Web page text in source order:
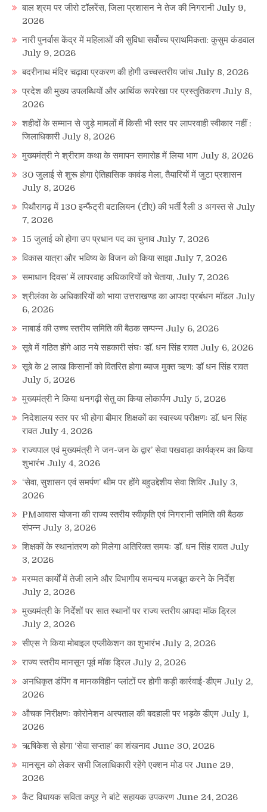
बाल श्रम पर जीरो टॉलरेंस, जिला प्रशासन ने तेज की निगरानी July 9,
2026
नारी पुनर्वास केंद्र में महिलाओं की सुविधा सर्वोच्च प्राथमिकता: कुसुम कंडवाल
July 9, 2026
बदरीनाथ मंदिर चढ़ावा प्रकरण की होगी उच्चस्तरीय जांच July 8, 2026
प्रदेश की मुख्य उपलब्धियों और आर्थिक रूपरेखा पर प्रस्तुतिकरण July 8,
2026
शहीदों के सम्मान से जुड़े मामलों में किसी भी स्तर पर लापरवाही स्वीकार नहीं :
जिलाधिकारी July 8, 2026
मुख्यमंत्री ने श्रीराम कथा के समापन समारोह में लिया भाग July 8, 2026
30 जुलाई से शुरू होगा ऐतिहासिक कावंड मेला, तैयारियों में जुटा प्रशासन
July 8, 2026
पिथौरागढ़ में 130 इन्फैंट्री बटालियन (टीए) की भर्ती रैली 3 अगस्त से July
7, 2026
15 जुलाई को होगा उप प्रधान पद का चुनाव July 7, 2026
विकास यात्रा और भविष्य के विजन को किया साझा July 7, 2026
समाधान दिवस’ में लापरवाह अधिकारियों को चेताया, July 7, 2026
श्रीलंका के अधिकारियों को भाया उत्तराखण्ड का आपदा प्रबंधन माॅडल July
6, 2026
नाबार्ड की उच्च स्तरीय समिति की बैठक सम्पन्न July 6, 2026
सूबे में गठित होंगे आठ नये सहकारी संघः डाॅ. धन सिंह रावत July 6, 2026
सूबे के 2 लाख किसानों को वितरित होगा ब्याज मुक्त ऋण: डॉ धन सिंह रावत
July 5, 2026
मुख्यमंत्री ने किया धनगढ़ी सेतु का किया लोकार्पण July 5, 2026
निदेशालय स्तर पर भी होगा बीमार शिक्षकों का स्वास्थ्य परीक्षणः डाॅ. धन सिंह
रावत July 4, 2026
राज्यपाल एवं मुख्यमंत्री ने जन-जन के द्वार’ सेवा पखवाड़ा कार्यक्रम का किया
शुभारंभ July 4, 2026
‘सेवा, सुशासन एवं समर्पण’ थीम पर होंगे बहुउद्देशीय सेवा शिविर July 3,
2026
PMआवास योजना की राज्य स्तरीय स्वीकृति एवं निगरानी समिति की बैठक
संपन्न July 3, 2026
शिक्षकों के स्थानांतरण को मिलेगा अतिरिक्त समयः डाॅ. धन सिंह रावत July
3, 2026
मरम्मत कार्यों में तेजी लाने और विभागीय समन्वय मजबूत करने के निर्देश
July 2, 2026
मुख्यमंत्री के निर्देशों पर सात स्थानों पर राज्य स्तरीय आपदा मॉक ड्रिल
July 2, 2026
सीएस ने किया मोबाइल एप्लीकेशन का शुभारंभ July 2, 2026
राज्य स्तरीय मानसून पूर्व मॉक ड्रिल July 2, 2026
अनधिकृत डंपिंग व मानकविहीन प्लांटों पर होगी कड़ी कार्रवाई-डीएम July 2,
2026
औचक निरीक्षणः कोरोनेशन अस्पताल की बदहाली पर भड़के डीएम July 1,
2026
ऋषिकेश से होगा ‘सेवा सप्ताह’ का शंखनाद June 30, 2026
मानसून को लेकर सभी जिलाधिकारी रहेंगे एक्शन मोड पर June 29,
2026
कैंट विधायक सविता कपूर ने बांटे सहायक उपकरण June 24, 2026